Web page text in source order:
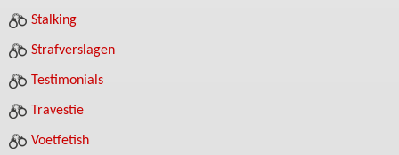
Stalking
Strafverslagen
Testimonials
Travestie
Voetfetish